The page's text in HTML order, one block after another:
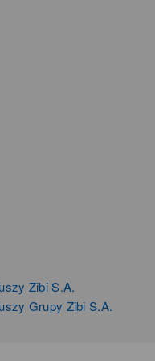
Zibi S.A.
Grupy Zibi S.A.